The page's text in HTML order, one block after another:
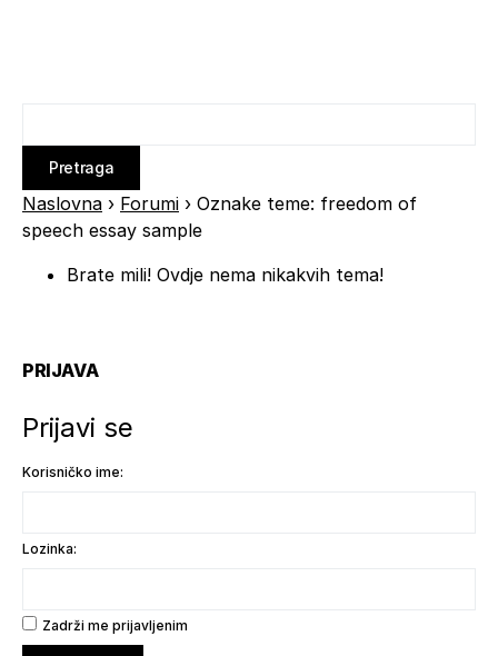
Naslovna › Forumi › Oznake teme: freedom of
speech essay sample
Brate mili! Ovdje nema nikakvih tema!
PRIJAVA
Prijavi se
Korisničko ime:
Lozinka:
Zadrži me prijavljenim